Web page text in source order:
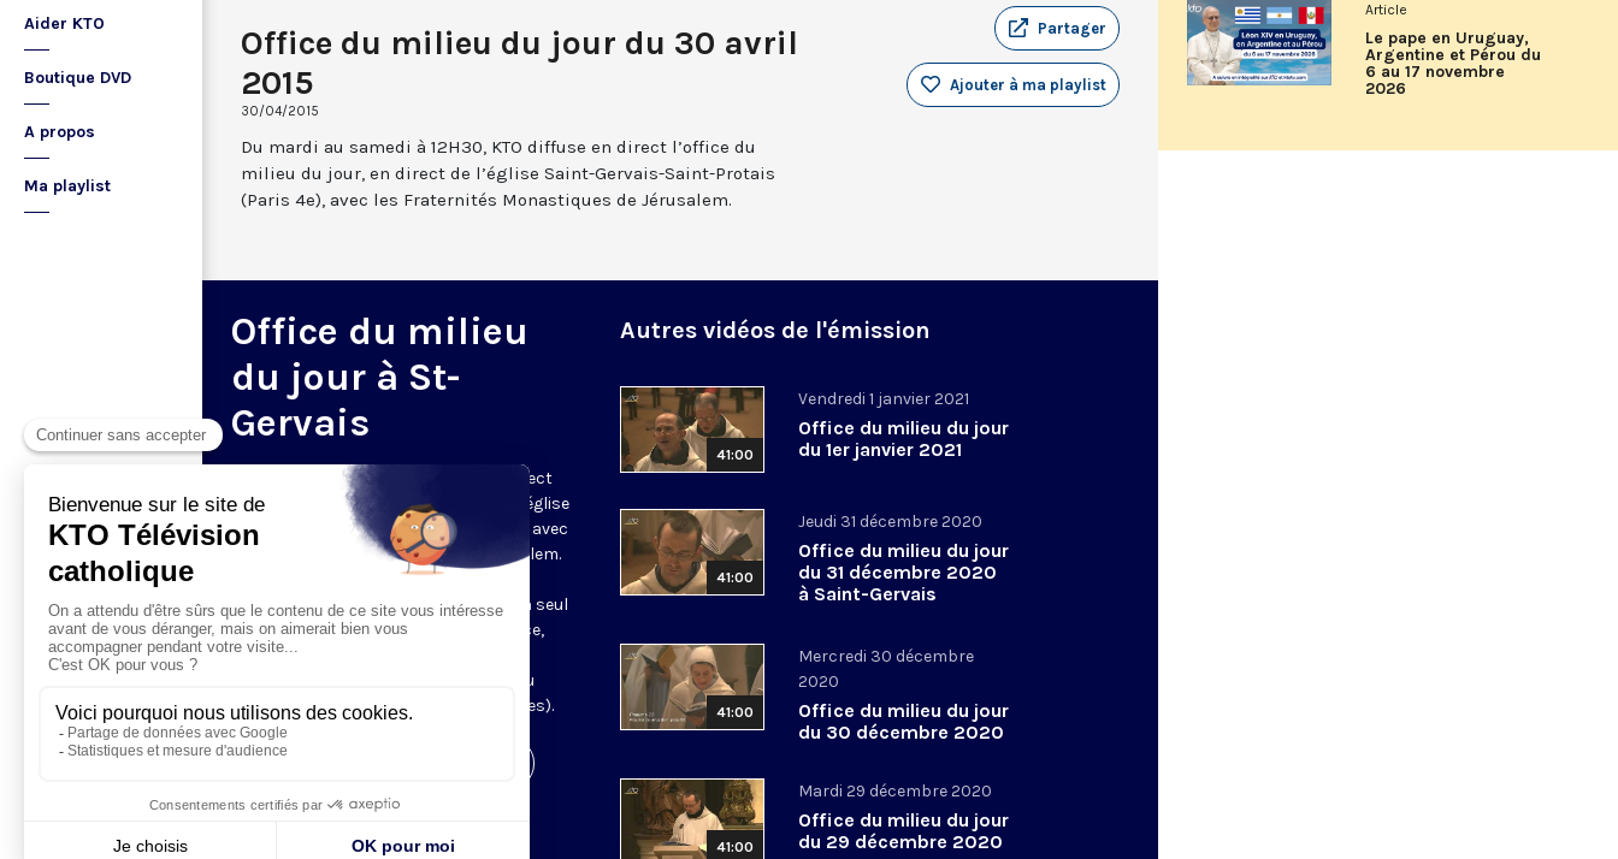
Aider KTO
Boutique DVD
A propos
Ma playlist
Office du milieu du jour du 30 avril
2015
30/04/2015
Partager
Ajouter à ma playlist
Du mardi au samedi à 12H30, KTO diffuse en direct l’office du
milieu du jour, en direct de l’église Saint-Gervais-Saint-Protais
(Paris 4e), avec les Fraternités Monastiques de Jérusalem.
Office du milieu
du jour à St-
Gervais
Du mardi au samedi, KTO diffuse en direct
l’office du milieu du jour, en direct de l’église
Saint-Gervais-Saint-Protais (Paris 4e), avec
les Fraternités Monastiques de Jérusalem.
L’Office du Milieu du Jour regroupe, en
particulier, «au milieu du jour» et en un seul
office, les heures monastiques de Tierce,
Sexte et None. Il permet à l’Église de
retrouver son Seigneur entre l’office du
matin (Laudes) et l’office du soir (Vêpres).
Autres vidéos de l'émission
41:00
Vendredi 1 janvier 2021
Office du milieu du jour
du 1er janvier 2021
41:00
Jeudi 31 décembre 2020
Office du milieu du jour
du 31 décembre 2020
à Saint-Gervais
41:00
Mercredi 30 décembre
2020
Office du milieu du jour
du 30 décembre 2020
41:00
Mardi 29 décembre 2020
Office du milieu du jour
du 29 décembre 2020
Article
Le pape en Uruguay,
Argentine et Pérou du
6 au 17 novembre
2026